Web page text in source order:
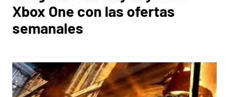
Xbox One con las ofertas
semanales